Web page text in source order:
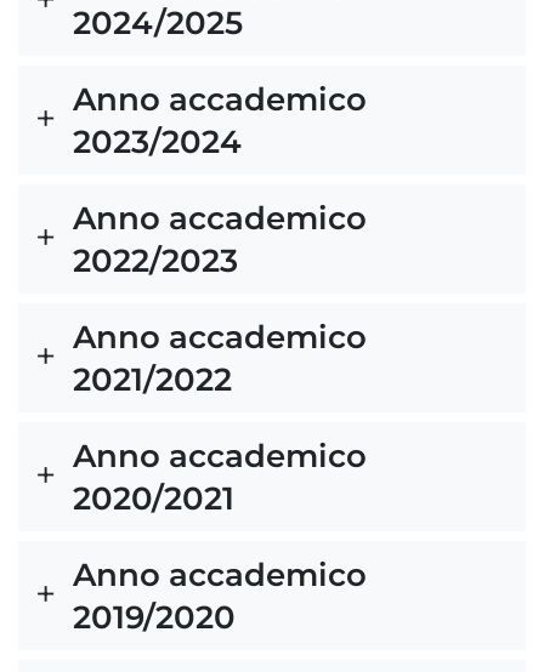
2024/2025
Anno accademico
2023/2024
Anno accademico
2022/2023
Anno accademico
2021/2022
Anno accademico
2020/2021
Anno accademico
2019/2020